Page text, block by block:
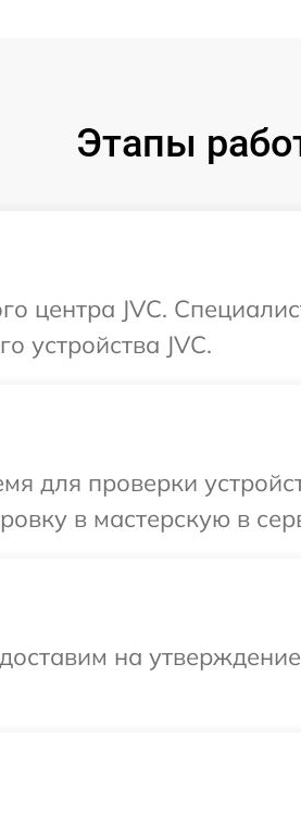
Этапы
центра JVC.
устройства JVC.
для проверки
в мастерскую в
на